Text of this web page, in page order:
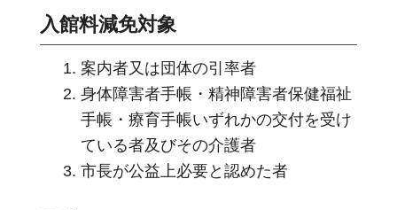
入館料減免対象
案内者又は団体の引率者
身体障害者手帳・精神障害者保健福祉
手帳・療育手帳いずれかの交付を受け
ている者及びその介護者
市長が公益上必要と認めた者